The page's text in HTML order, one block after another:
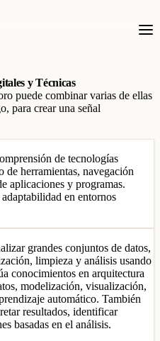
y Técnicas
puede combinar varias de ellas
para crear una señal
de tecnologías
de herramientas, navegación
aplicaciones y programas.
en entornos
grandes conjuntos de datos,
limpieza y análisis usando
conocimientos en arquitectura
modelización, visualización,
automático. También
resultados, identificar
basadas en el análisis.